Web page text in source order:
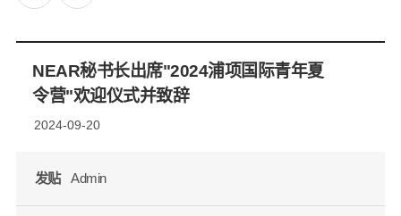
NEAR秘书长出席"2024浦项国际青年夏
令营"欢迎仪式并致辞
2024-09-20
发贴 Admin